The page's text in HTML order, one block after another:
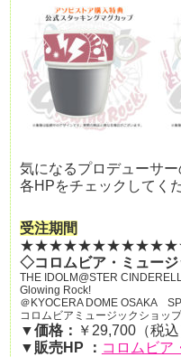
気になるプロデューサー
各HPをチェックしてく
受注期間
◇コロムビア・ミュージ
THE IDOLM@STER
Glowing Rock!
＠KYOCERA DOME OSAKA
コロムビアミュージックショッ
▼価格： ￥29,700（税込
▼ 販売HP ： コロムビア